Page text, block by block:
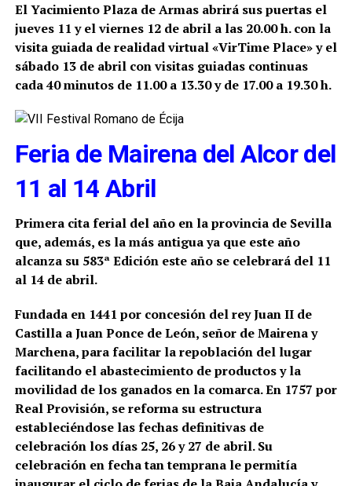
El Yacimiento Plaza de Armas abrirá sus puertas el
jueves 11 y el viernes 12 de abril a las 20.00 h. con la
visita guiada de realidad virtual «VirTime Place» y el
sábado 13 de abril con visitas guiadas continuas
cada 40 minutos de 11.00 a 13.30 y de 17.00 a 19.30 h.
Feria de Mairena del Alcor del
11 al 14 Abril
Primera cita ferial del año en la provincia de Sevilla
que, además, es la más antigua ya que este año
alcanza su 583ª Edición este año se celebrará del 11
al 14 de abril.
Fundada en 1441 por concesión del rey Juan II de
Castilla a Juan Ponce de León, señor de Mairena y
Marchena, para facilitar la repoblación del lugar
facilitando el abastecimiento de productos y la
movilidad de los ganados en la comarca. En 1757 por
Real Provisión, se reforma su estructura
estableciéndose las fechas definitivas de
celebración los días 25, 26 y 27 de abril.Su
celebración en fecha tan temprana le permitía